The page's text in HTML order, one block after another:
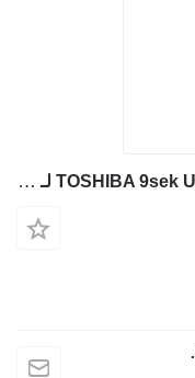
عجلة مشط التبن TOSHIBA 9sek UX22-112 25/221159 لـ حفارة JCB JS160W